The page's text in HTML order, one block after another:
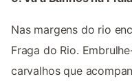
Nas margens do rio
Fraga do Rio.
carvalhos que